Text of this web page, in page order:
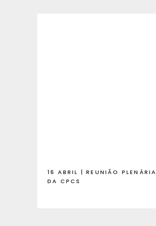
16 ABRIL | REUNIÃO PLENÁRIA
DA CPCS